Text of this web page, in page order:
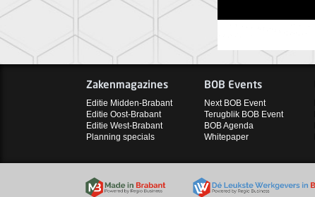
Zakenmagazines
Editie Midden-Brabant
Editie Oost-Brabant
Editie West-Brabant
Planning specials
BOB Events
Next BOB Event
Terugblik BOB Event
BOB Agenda
Whitepaper